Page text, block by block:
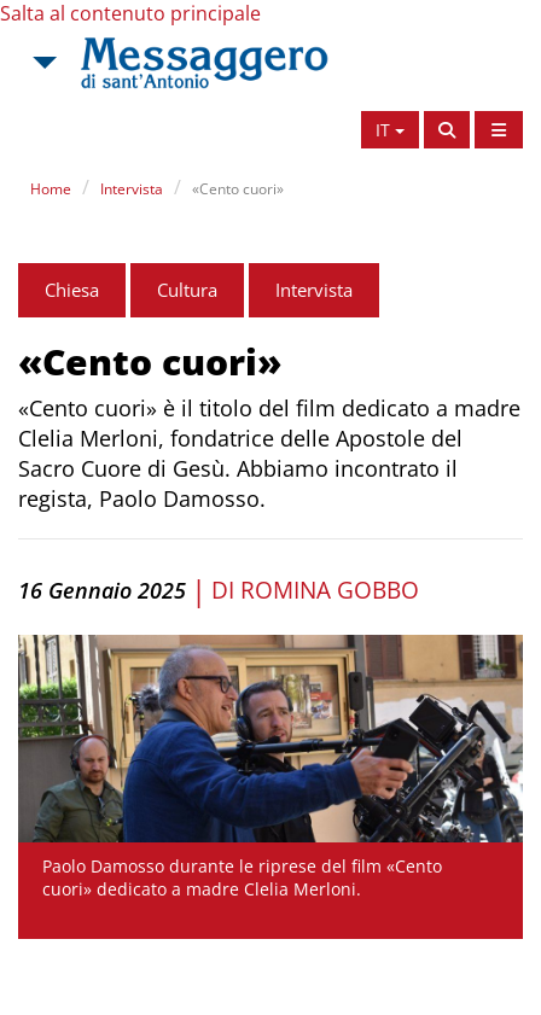
Salta al contenuto principale
IT
Home Intervista «Cento cuori»
Chiesa Cultura Intervista
«Cento cuori»
«Cento cuori» è il titolo del film dedicato a madre
Clelia Merloni, fondatrice delle Apostole del
Sacro Cuore di Gesù. Abbiamo incontrato il
regista, Paolo Damosso.
16 Gennaio 2025 | DI ROMINA GOBBO
Paolo Damosso durante le riprese del film «Cento
cuori» dedicato a madre Clelia Merloni.